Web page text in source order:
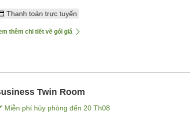
Thanh toán trực tuyến
thêm chi tiết về gói giá
Twin Room
Miễn phí hủy phòng đến 20 Th08